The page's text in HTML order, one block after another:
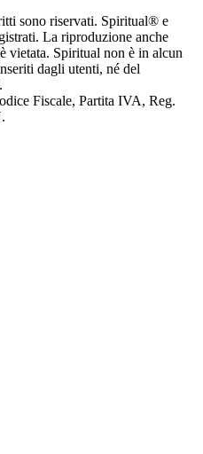
sono riservati. Spiritual® e
La riproduzione anche
vietata. Spiritual non è in alcun
dagli utenti, né del
Fiscale, Partita IVA, Reg.